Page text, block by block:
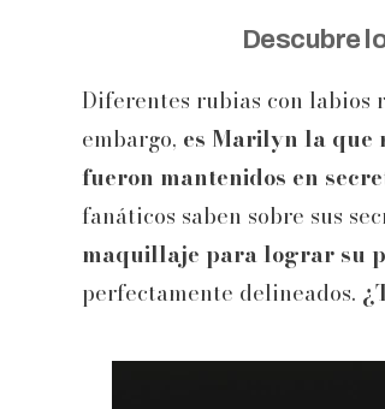
Descubre
Diferentes rubias con labios
embargo, es Marilyn la que
fueron mantenidos en
fanáticos saben sobre sus
maquillaje para lograr su
perfectamente delineados.